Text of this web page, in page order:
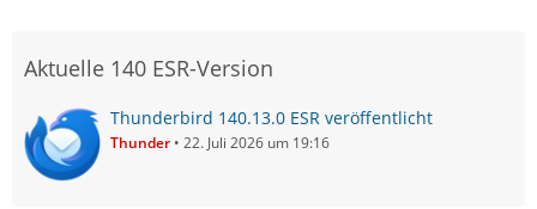
Aktuelle 140 ESR-Version
Thunderbird 140.13.0 ESR veröffentlicht
Thunder 22. Juli 2026 um 19:16